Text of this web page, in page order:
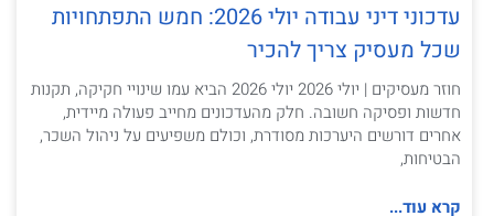
עדכוני דיני עבודה יולי 2026: חמש התפתחויות
שכל מעסיק צריך להכיר
חוזר מעסיקים | יולי 2026 יולי 2026 הביא עמו שינויי חקיקה, תקנות
חדשות ופסיקה חשובה. חלק מהעדכונים מחייב פעולה מיידית,
אחרים דורשים היערכות מסודרת, וכולם משפיעים על ניהול השכר,
הבטיחות,
קרא עוד...